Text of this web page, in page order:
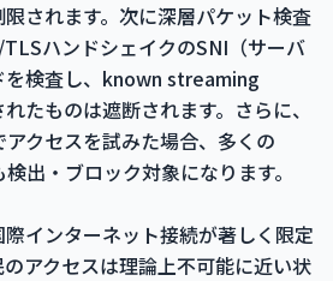
されます。次に深層パケット検査
TLSハンドシェイクのSNI（サーバ
を検査し、known streaming
たものは遮断されます。さらに、
クセスを試みた場合、多くの
出・ブロック対象になります。
インターネット接続が著しく限定
アクセスは理論上不可能に近い状